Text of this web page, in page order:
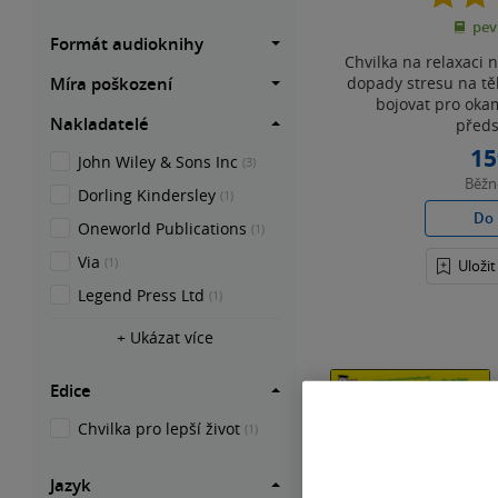
Chvilka na relaxaci
dopady stresu na
bojovat pro
Do
Formát audioknihy
Míra poškození
Nakladatelé
John Wiley & Sons Inc (3)
Dorling Kindersley (1)
Oneworld Publications (1)
Via (1)
Legend Press Ltd (1)
+ Ukázat více
Edice
Chvilka pro lepší život (1)
Jazyk